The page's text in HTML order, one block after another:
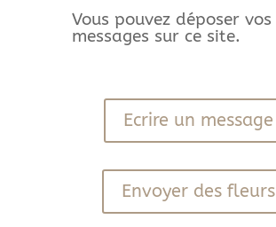
Vous pouvez déposer vos
messages sur ce site.
Ecrire un message
Envoyer des fleurs